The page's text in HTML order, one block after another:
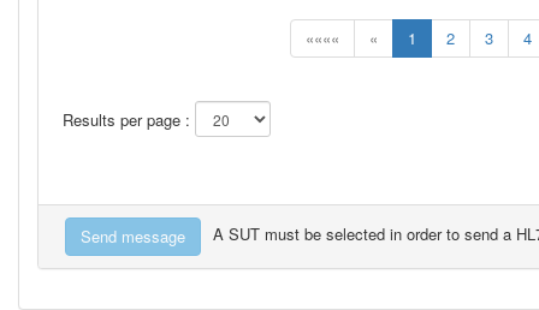
«««« « 1 2 3 4
Results per page :
A SUT must be selected in order to send a